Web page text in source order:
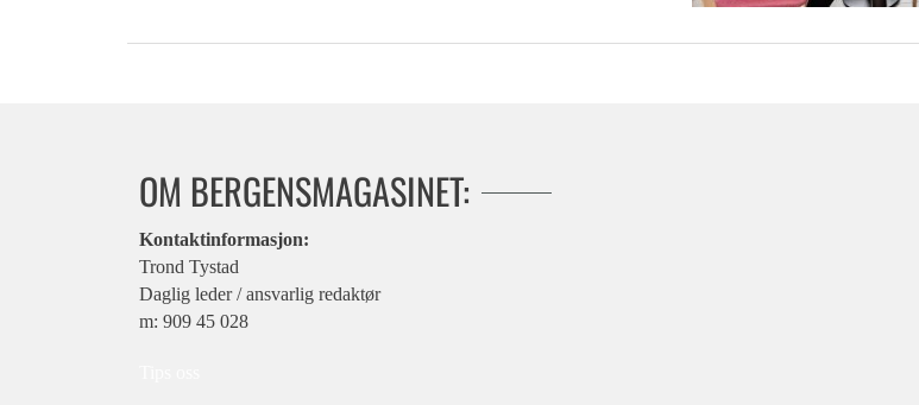
OM BERGENSMAGASINET:
Kontaktinformasjon:
Trond Tystad
Daglig leder / ansvarlig redaktør
m: 909 45 028